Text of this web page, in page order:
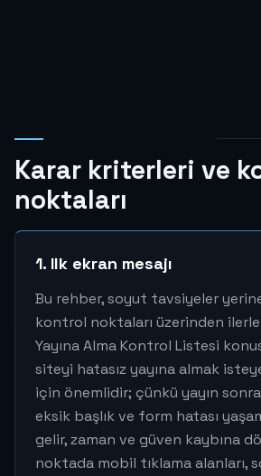
Karar kriterleri ve
noktaları
1. Ilk ekran mesajı
Bu rehber, soyut tavsiyeler
kontrol noktaları üzerinden
Yayına Alma Kontrol Listesi
siteyi hatasız yayına almak
için önemlidir; çünkü yayın
eksik başlık ve form hatası
gelir, zaman ve güven kaybına
noktada mobil tıklama alanları,